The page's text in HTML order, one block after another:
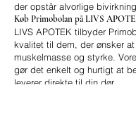
der opstår alvorlige
Køb Primobolan på LIVS
LIVS APOTEK tilbyder
kvalitet til dem, der ønsker
muskelmasse og styrke.
gør det enkelt og hurtigt at
leverer direkte til din dør.